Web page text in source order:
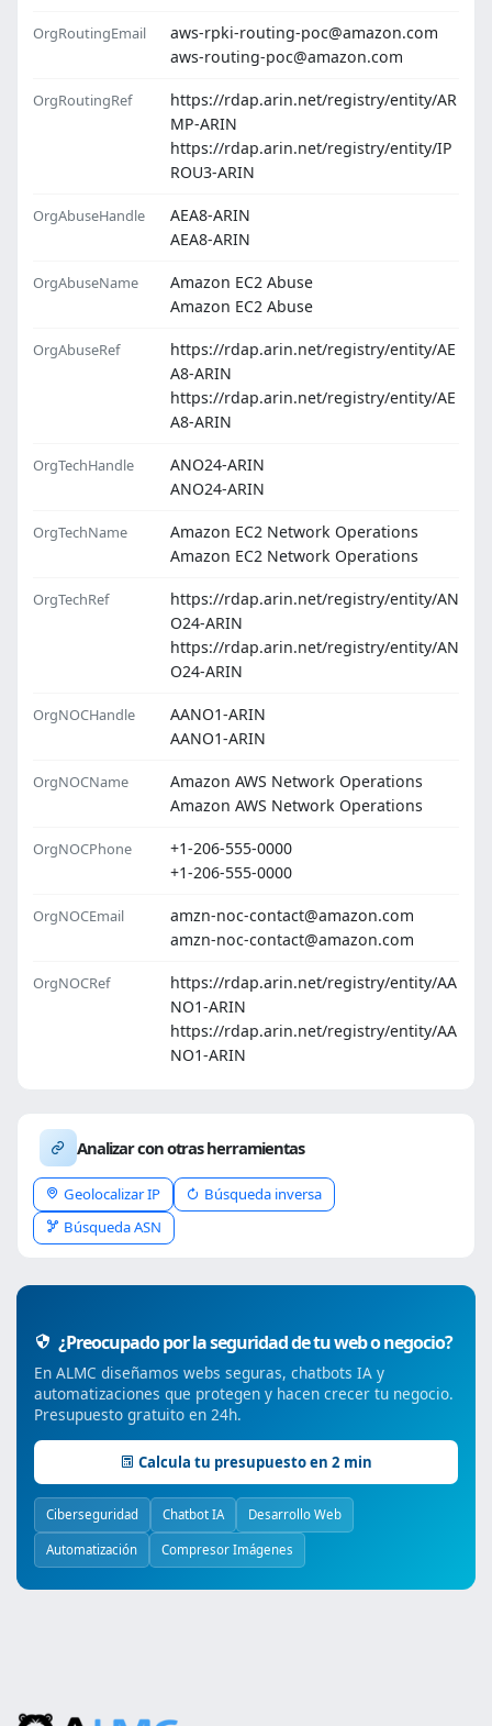
OrgRoutingEmail
aws-rpki-routing-poc@amazon.com
aws-routing-poc@amazon.com
OrgRoutingRef
https://rdap.arin.net/registry/entity/AR
MP-ARIN
https://rdap.arin.net/registry/entity/IP
ROU3-ARIN
OrgAbuseHandle
AEA8-ARIN
AEA8-ARIN
OrgAbuseName
Amazon EC2 Abuse
Amazon EC2 Abuse
OrgAbuseRef
https://rdap.arin.net/registry/entity/AE
A8-ARIN
https://rdap.arin.net/registry/entity/AE
A8-ARIN
OrgTechHandle
ANO24-ARIN
ANO24-ARIN
OrgTechName
Amazon EC2 Network Operations
Amazon EC2 Network Operations
OrgTechRef
https://rdap.arin.net/registry/entity/AN
O24-ARIN
https://rdap.arin.net/registry/entity/AN
O24-ARIN
OrgNOCHandle
AANO1-ARIN
AANO1-ARIN
OrgNOCName
Amazon AWS Network Operations
Amazon AWS Network Operations
OrgNOCPhone
+1-206-555-0000
+1-206-555-0000
OrgNOCEmail
amzn-noc-contact@amazon.com
amzn-noc-contact@amazon.com
OrgNOCRef
https://rdap.arin.net/registry/entity/AA
NO1-ARIN
https://rdap.arin.net/registry/entity/AA
NO1-ARIN
Analizar con otras herramientas
Geolocalizar IP
Búsqueda inversa
Búsqueda ASN
¿Preocupado por la seguridad de tu web o negocio?
En ALMC diseñamos webs seguras, chatbots IA y
automatizaciones que protegen y hacen crecer tu negocio.
Presupuesto gratuito en 24h.
Calcula tu presupuesto en 2 min
Ciberseguridad Chatbot IA Desarrollo Web
Automatización Compresor Imágenes